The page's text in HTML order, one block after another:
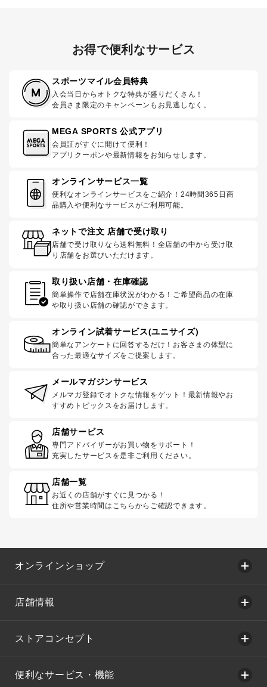
お得で便利なサービス
スポーツマイル会員特典
入会当日からオトクな特典が盛りだくさん！
会員さま限定のキャンペーンもお見逃しなく。
MEGA SPORTS 公式アプリ
会員証がすぐに開けて便利！
アプリクーポンや最新情報をお知らせします。
オンラインサービス一覧
便利なオンラインサービスをご紹介！24時間365日商
品購入や便利なサービスがご利用可能。
ネットで注文 店舗で受け取り
店舗で受け取りなら送料無料！全店舗の中から受け取
り店舗をお選びいただけます。
取り扱い店舗・在庫確認
簡単操作で店舗在庫状況がわかる！ご希望商品の在庫
や取り扱い店舗の確認ができます。
オンライン試着サービス(ユニサイズ)
簡単なアンケートに回答するだけ！お客さまの体型に
合った最適なサイズをご提案します。
メールマガジンサービス
メルマガ登録でオトクな情報をゲット！最新情報やお
すすめトピックスをお届けします。
店舗サービス
専門アドバイザーがお買い物をサポート！
充実したサービスを是非ご利用ください。
店舗一覧
お近くの店舗がすぐに見つかる！
住所や営業時間はこちらからご確認できます。
オンラインショップ
店舗情報
ストアコンセプト
便利なサービス・機能